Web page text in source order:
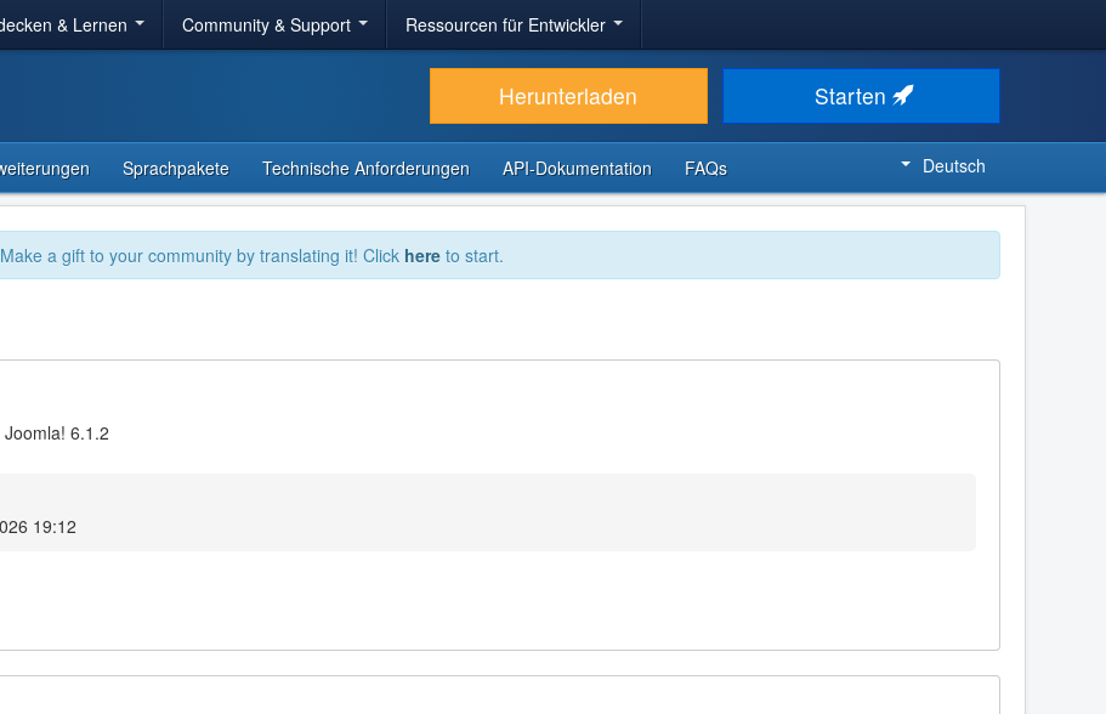
& Lernen Community & Support Ressourcen für Entwickler
Herunterladen Starten
Sprachpakete Technische Anforderungen API-Dokumentation FAQs Deutsch
a gift to your community by translating it! Click here to start.
6.1.2
19:12